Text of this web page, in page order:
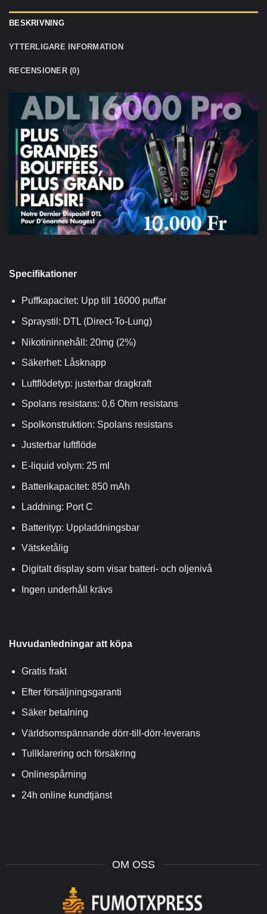
BESKRIVNING
YTTERLIGARE INFORMATION
RECENSIONER (0)
Specifikationer
Puffkapacitet: Upp till 16000 puffar
Spraystil: DTL (Direct-To-Lung)
Nikotininnehåll: 20mg (2%)
Säkerhet: Låsknapp
Luftflödetyp: justerbar dragkraft
Spolans resistans: 0,6 Ohm resistans
Spolkonstruktion: Spolans resistans
Justerbar luftflöde
E-liquid volym: 25 ml
Batterikapacitet: 850 mAh
Laddning: Port C
Batterityp: Uppladdningsbar
Vätsketålig
Digitalt display som visar batteri- och oljenivå
Ingen underhåll krävs
Huvudanledningar att köpa
Gratis frakt
Efter försäljningsgaranti
Säker betalning
Världsomspännande dörr-till-dörr-leverans
Tullklarering och försäkring
Onlinespårning
24h online kundtjänst
OM OSS